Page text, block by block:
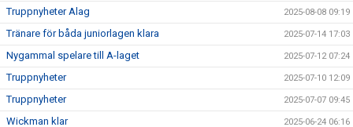
Truppnyheter Alag 2025-08-08 09:19
Tränare för båda juniorlagen klara 2025-07-14 17:03
Nygammal spelare till A-laget 2025-07-12 07:24
Truppnyheter 2025-07-10 12:09
Truppnyheter 2025-07-07 09:45
Wickman klar 2025-06-24 06:16